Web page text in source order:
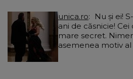
unica.ro
ani de căsnicie! Cei
mare secret.
asemenea motiv al